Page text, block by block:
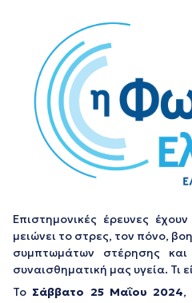
Επιστημονικές έρευνες
μειώνει το στρες, τον πόνο,
συμπτωμάτων στέρησης και
συναισθηματική μας υγεία. Τι
Το Σάββατο 25 Μαΐου 2024,